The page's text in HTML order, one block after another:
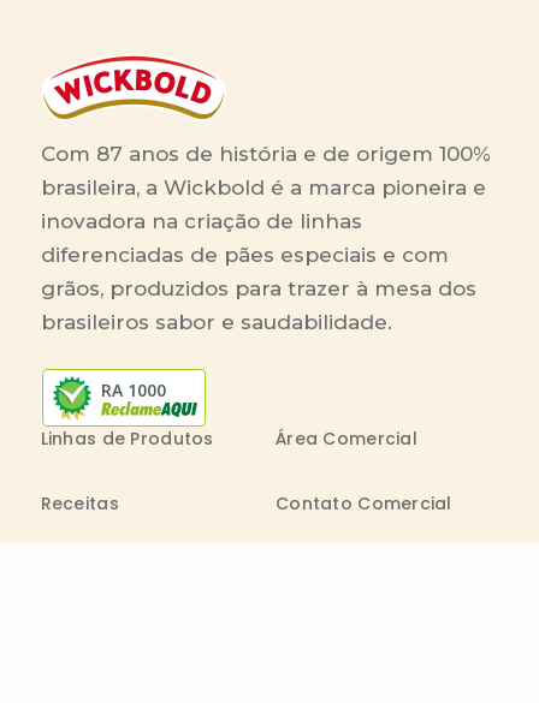
Com 87 anos de história e de origem 100%
brasileira, a Wickbold é a marca pioneira e
inovadora na criação de linhas
diferenciadas de pães especiais e com
grãos, produzidos para trazer à mesa dos
brasileiros sabor e saudabilidade.
RA 1000
Linhas de Produtos Área Comercial
Receitas Contato Comercial